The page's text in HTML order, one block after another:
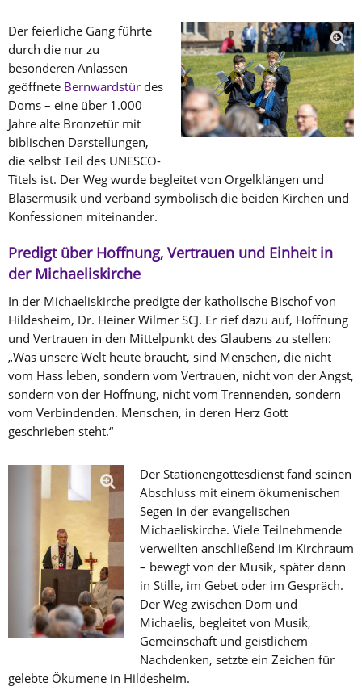
Der feierliche Gang führte
durch die nur zu
besonderen Anlässen
geöffnete Bernwardstür des
Doms – eine über 1.000
Jahre alte Bronzetür mit
biblischen Darstellungen,
die selbst Teil des UNESCO-
Titels ist. Der Weg wurde begleitet von Orgelklängen und
Bläsermusik und verband symbolisch die beiden Kirchen und
Konfessionen miteinander.
Predigt über Hoffnung, Vertrauen und Einheit in
der Michaeliskirche
In der Michaeliskirche predigte der katholische Bischof von
Hildesheim, Dr. Heiner Wilmer SCJ. Er rief dazu auf, Hoffnung
und Vertrauen in den Mittelpunkt des Glaubens zu stellen:
„Was unsere Welt heute braucht, sind Menschen, die nicht
vom Hass leben, sondern vom Vertrauen, nicht von der Angst,
sondern von der Hoffnung, nicht vom Trennenden, sondern
vom Verbindenden. Menschen, in deren Herz Gott
geschrieben steht.“
Der Stationengottesdienst fand seinen
Abschluss mit einem ökumenischen
Segen in der evangelischen
Michaeliskirche. Viele Teilnehmende
verweilten anschließend im Kirchraum
– bewegt von der Musik, später dann
in Stille, im Gebet oder im Gespräch.
Der Weg zwischen Dom und
Michaelis, begleitet von Musik,
Gemeinschaft und geistlichem
Nachdenken, setzte ein Zeichen für
gelebte Ökumene in Hildesheim.